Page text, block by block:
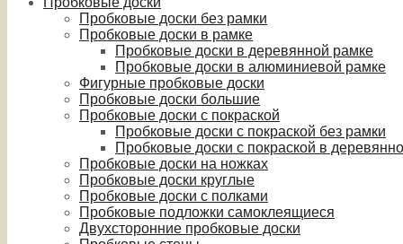
Пробковые доски без рамки
Пробковые доски в рамке
Пробковые доски в деревянной рамке
Пробковые доски в алюминиевой рамке
Фигурные пробковые доски
Пробковые доски большие
Пробковые доски с покраской
Пробковые доски с покраской без рамки
Пробковые доски с покраской в
Пробковые доски на ножках
Пробковые доски круглые
Пробковые доски с полками
Пробковые подложки самоклеящиеся
Двухсторонние пробковые доски